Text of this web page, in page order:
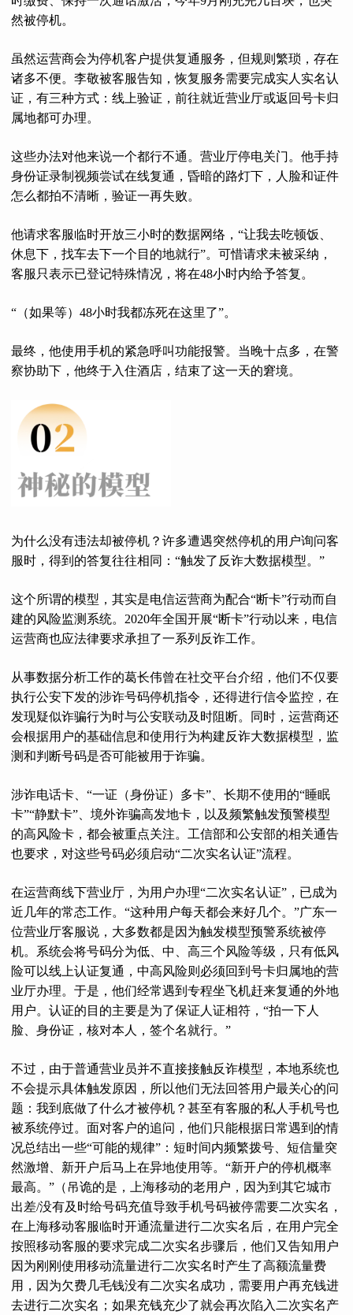
然被停机。
虽然运营商会为停机客户提供复通服务，但规则繁琐，存在
诸多不便。李敬被客服告知，恢复服务需要完成实人实名认
证，有三种方式：线上验证，前往就近营业厅或返回号卡归
属地都可办理。
这些办法对他来说一个都行不通。营业厅停电关门。他手持
身份证录制视频尝试在线复通，昏暗的路灯下，人脸和证件
怎么都拍不清晰，验证一再失败。
他请求客服临时开放三小时的数据网络，“让我去吃顿饭、
休息下，找车去下一个目的地就行”。可惜请求未被采纳，
客服只表示已登记特殊情况，将在48小时内给予答复。
“（如果等）48小时我都冻死在这里了”。
最终，他使用手机的紧急呼叫功能报警。当晚十点多，在警
察协助下，他终于入住酒店，结束了这一天的窘境。
为什么没有违法却被停机？许多遭遇突然停机的用户询问客
服时，得到的答复往往相同：“触发了反诈大数据模型。”
这个所谓的模型，其实是电信运营商为配合“断卡”行动而自
建的风险监测系统。2020年全国开展“断卡”行动以来，电信
运营商也应法律要求承担了一系列反诈工作。
从事数据分析工作的葛长伟曾在社交平台介绍，他们不仅要
执行公安下发的涉诈号码停机指令，还得进行信令监控，在
发现疑似诈骗行为时与公安联动及时阻断。同时，运营商还
会根据用户的基础信息和使用行为构建反诈大数据模型，监
测和判断号码是否可能被用于诈骗。
涉诈电话卡、“一证（身份证）多卡”、长期不使用的“睡眠
卡”“静默卡”、境外诈骗高发地卡，以及频繁触发预警模型
的高风险卡，都会被重点关注。工信部和公安部的相关通告
也要求，对这些号码必须启动“二次实名认证”流程。
在运营商线下营业厅，为用户办理“二次实名认证”，已成为
近几年的常态工作。“这种用户每天都会来好几个。”广东一
位营业厅客服说，大多数都是因为触发模型预警系统被停
机。系统会将号码分为低、中、高三个风险等级，只有低风
险可以线上认证复通，中高风险则必须回到号卡归属地的营
业厅办理。于是，他们经常遇到专程坐飞机赶来复通的外地
用户。认证的目的主要是为了保证人证相符，“拍一下人
脸、身份证，核对本人，签个名就行。”
不过，由于普通营业员并不直接接触反诈模型，本地系统也
不会提示具体触发原因，所以他们无法回答用户最关心的问
题：我到底做了什么才被停机？甚至有客服的私人手机号也
被系统停过。面对客户的追问，他们只能根据日常遇到的情
况总结出一些“可能的规律”：短时间内频繁拨号、短信量突
然激增、新开户后马上在异地使用等。“新开户的停机概率
最高。”（吊诡的是，上海移动的老用户，因为到其它城市
出差/没有及时给号码充值导致手机号码被停需要二次实名，
在上海移动客服临时开通流量进行二次实名后，在用户完全
按照移动客服的要求完成二次实名步骤后，他们又告知用户
因为刚刚使用移动流量进行二次实名时产生了高额流量费
用，因为欠费几毛钱没有二次实名成功，需要用户再充钱进
去进行二次实名；如果充钱充少了就会再次陷入二次实名产